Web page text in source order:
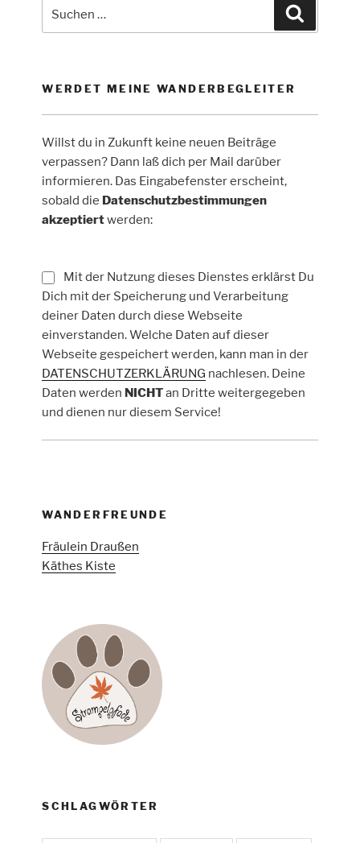
nach:
WERDET MEINE WANDERBEGLEITER
Willst du in Zukunft keine neuen Beiträge
verpassen? Dann laß dich per Mail darüber
informieren. Das Eingabefenster erscheint,
sobald die Datenschutzbestimmungen
akzeptiertwerden:
Mit der Nutzung dieses Dienstes erklärst Du
Dich mit der Speicherung und Verarbeitung
deiner Daten durch diese Webseite
einverstanden. Welche Daten auf dieser
Webseite gespeichert werden, kann man in der
DATENSCHUTZERKLÄRUNG nachlesen. Deine
Daten werden NICHTan Dritte weitergegeben
und dienen nur diesem Service!
WANDERFREUNDE
Fräulein Draußen
Käthes Kiste
SCHLAGWÖRTER